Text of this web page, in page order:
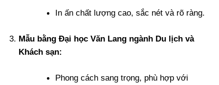
In ấn chất lượng cao, sắc nét và rõ ràng.
Mẫu bằng Đại học Văn Lang ngành Du lịch và
Khách sạn:
Phong cách sang trọng, phù hợp với